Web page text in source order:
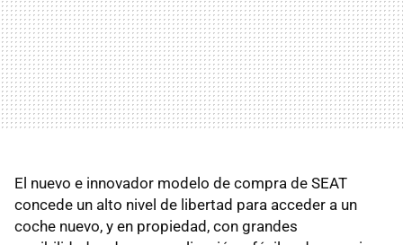
El nuevo e innovador modelo de compra de SEAT
concede un alto nivel de libertad para acceder a un
coche nuevo, y en propiedad, con grandes